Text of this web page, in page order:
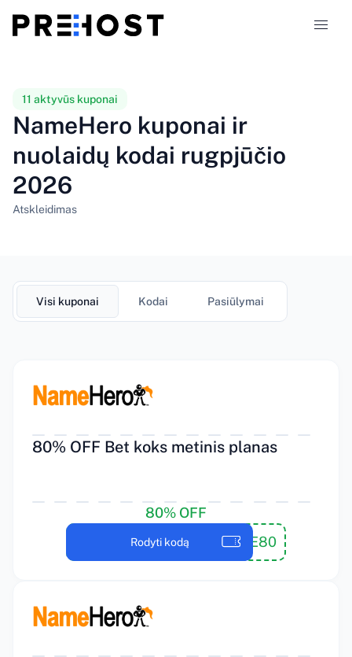
Palyginimai
Kuponai 319
11 aktyvūs kuponai
NameHero kuponai ir
nuolaidų kodai rugpjūčio
2026
Atskleidimas
Visi kuponai Kodai Pasiūlymai
80% OFF Bet koks metinis planas
80% OFF
NHSAVE80
Rodyti kodą